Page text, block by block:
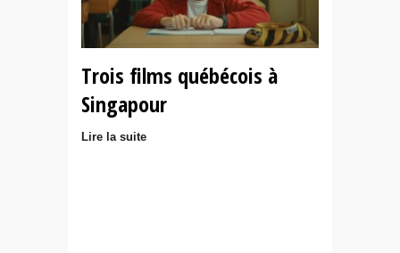
Trois films québécois à
Singapour
Lire la suite